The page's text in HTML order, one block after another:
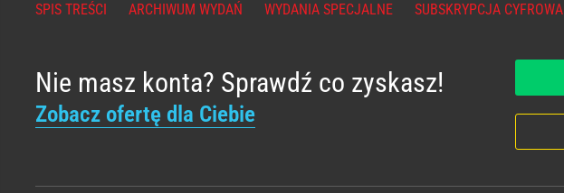
SPIS TREŚCI ARCHIWUM WYDAŃ WYDANIA SPECJALNE SUBSKRYPCJA CYFROWA
Nie masz konta? Sprawdź co zyskasz!
Zobacz ofertę dla Ciebie